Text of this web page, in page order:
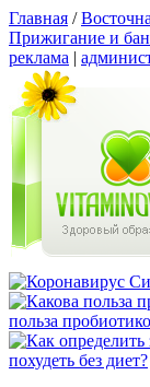
Главная /
Прижигание и
реклама |
польза
похудеть без диет?